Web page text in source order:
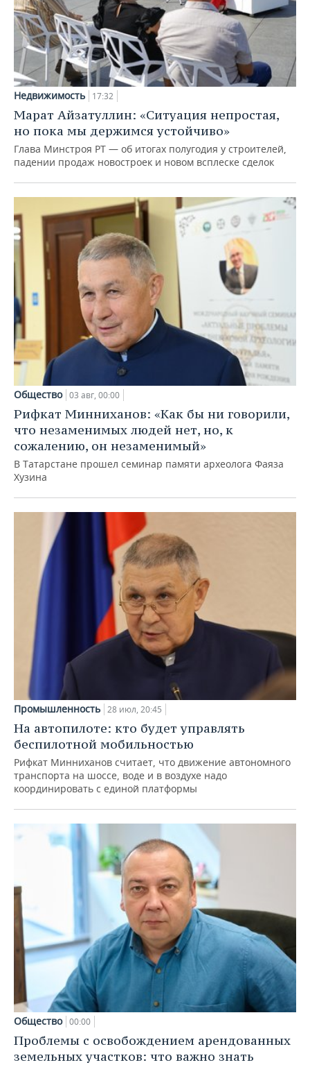
Недвижимость 17:32
Марат Айзатуллин: «Ситуация непростая,
но пока мы держимся устойчиво»
Глава Минстроя РТ — об итогах полугодия у строителей,
падении продаж новостроек и новом всплеске сделок
Общество 03 авг, 00:00
Рифкат Минниханов: «Как бы ни говорили,
что незаменимых людей нет, но, к
сожалению, он незаменимый»
В Татарстане прошел семинар памяти археолога Фаяза
Хузина
Промышленность 28 июл, 20:45
На автопилоте: кто будет управлять
беспилотной мобильностью
Рифкат Минниханов считает, что движение автономного
транспорта на шоссе, воде и в воздухе надо
координировать с единой платформы
Общество 00:00
Проблемы с освобождением арендованных
земельных участков: что важно знать